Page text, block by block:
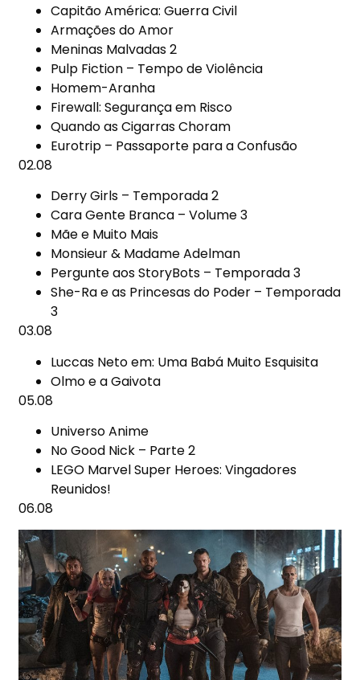
Capitão América: Guerra Civil
Armações do Amor
Meninas Malvadas 2
Pulp Fiction – Tempo de Violência
Homem-Aranha
Firewall: Segurança em Risco
Quando as Cigarras Choram
Eurotrip – Passaporte para a Confusão
02.08
Derry Girls – Temporada 2
Cara Gente Branca – Volume 3
Mãe e Muito Mais
Monsieur & Madame Adelman
Pergunte aos StoryBots – Temporada 3
She-Ra e as Princesas do Poder – Temporada
3
03.08
Luccas Neto em: Uma Babá Muito Esquisita
Olmo e a Gaivota
05.08
Universo Anime
No Good Nick – Parte 2
LEGO Marvel Super Heroes: Vingadores
Reunidos!
06.08